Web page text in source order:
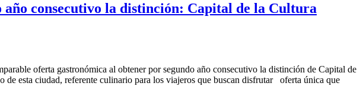
consecutivo la distinción: Capital de la Cultura
oferta gastronómica al obtener por segundo año consecutivo la distinción de Capital de
esta ciudad, referente culinario para los viajeros que buscan disfrutar oferta única que